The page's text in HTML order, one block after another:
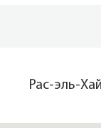
звёздочных
представляет
туристов:
Рас-эль-